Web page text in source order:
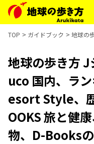
TOP ガイドブック 地球の
地球の歩き方
uco 国内、ラ
esort Style、
OOKS 旅と健
物、D-Books